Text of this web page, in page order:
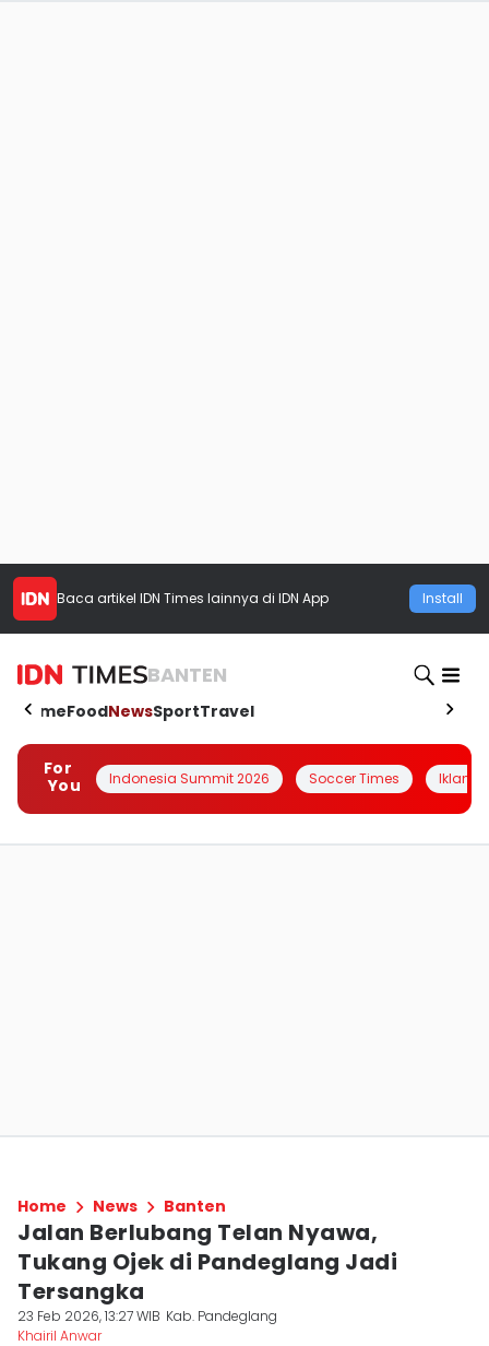
Baca artikel IDN Times lainnya di IDN App Install
BANTEN
HomeFoodNewsSportTravel
For
You
Indonesia Summit 2026 Soccer Times Iklanin
Home News Banten
Jalan Berlubang Telan Nyawa,
Tukang Ojek di Pandeglang Jadi
Tersangka
23 Feb 2026, 13:27 WIB Kab. Pandeglang
Khairil Anwar